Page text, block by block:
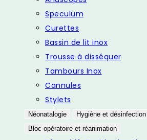
Speculum
Curettes
Bassin de lit inox
Trousse à disséquer
Tambours Inox
Cannules
Stylets
Néonatalogie Hygiène et désinfection
Bloc opératoire et réanimation